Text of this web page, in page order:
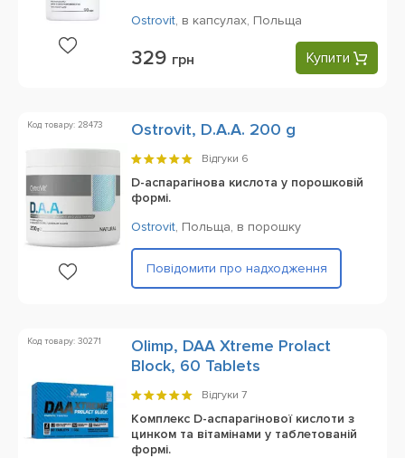
Ostrovit, в капсулах, Польща
329 грн Купити
Код товару: 28473 Ostrovit, D.A.A. 200 g
Відгуки 6
D-аспарагінова кислота у порошковій
формі.
Ostrovit, Польща, в порошку
Повідомити про надходження
Код товару: 30271
Olimp, DAA Xtreme Prolact
Block, 60 Tablets
Відгуки 7
Комплекс D-аспарагінової кислоти з
цинком та вітамінами у таблетованій
формі.